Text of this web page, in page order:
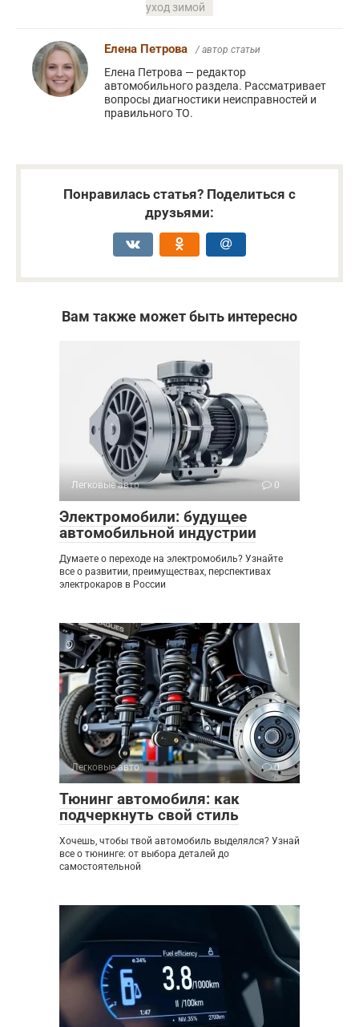
уход зимой
Елена Петрова / автор статьи
Елена Петрова — редактор
автомобильного раздела. Рассматривает
вопросы диагностики неисправностей и
правильного ТО.
Понравилась статья? Поделиться с
друзьями:
Вам также может быть интересно
Легковые авто 0
Электромобили: будущее
автомобильной индустрии
Думаете о переходе на электромобиль? Узнайте
все о развитии, преимуществах, перспективах
электрокаров в России
Легковые авто 0
Тюнинг автомобиля: как
подчеркнуть свой стиль
Хочешь, чтобы твой автомобиль выделялся? Узнай
все о тюнинге: от выбора деталей до
самостоятельной